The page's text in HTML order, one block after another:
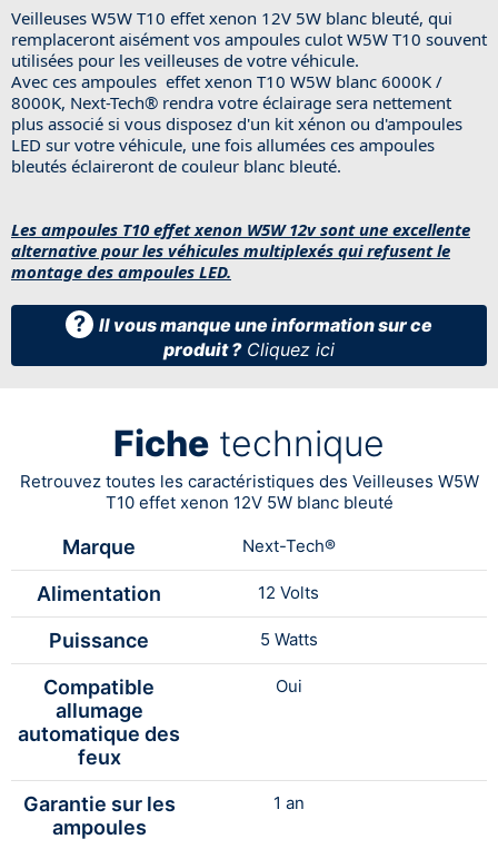
Veilleuses W5W T10 effet xenon 12V 5W blanc bleuté, qui
remplaceront aisément vos ampoules culot W5W T10 souvent
utilisées pour les veilleuses de votre véhicule.
Avec ces ampoules effet xenon T10 W5W blanc 6000K /
8000K, Next-Tech® rendra votre éclairage sera nettement
plus associé si vous disposez d'un kit xénon ou d'ampoules
LED sur votre véhicule, une fois allumées ces ampoules
bleutés éclaireront de couleur blanc bleuté.
Les ampoules T10 effet xenon W5W 12v sont une excellente
alternative pour les véhicules multiplexés qui refusent le
montage des ampoules LED.
? Il vous manque une information sur ce
produit ? Cliquez ici
Fiche technique
Retrouvez toutes les caractéristiques des Veilleuses W5W
T10 effet xenon 12V 5W blanc bleuté
Marque Next-Tech®
Alimentation 12 Volts
Puissance 5 Watts
Compatible
allumage
automatique des
feux
Oui
Garantie sur les
ampoules
1 an